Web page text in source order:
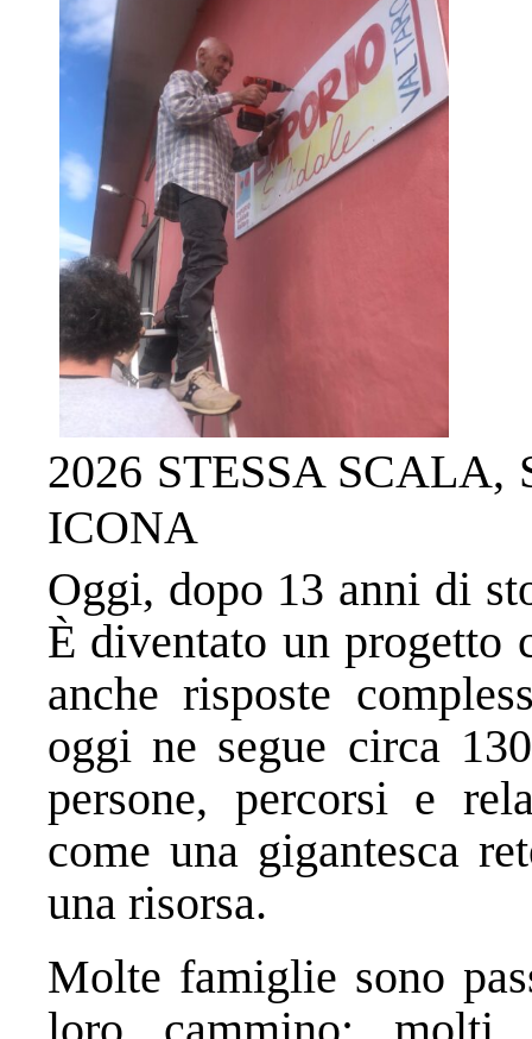
2026 STESSA SCALA,
ICONA
Oggi, dopo 13 anni di
È diventato un progetto
anche risposte
oggi ne segue circa
persone, percorsi e
come una gigantesca
una risorsa.
Molte famiglie sono